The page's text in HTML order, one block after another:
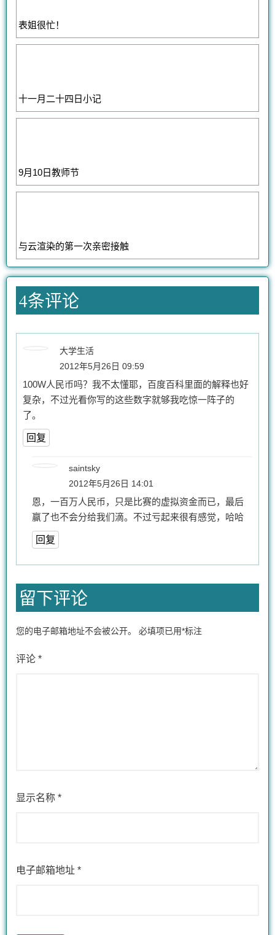
表姐很忙！
十一月二十四日小记
9月10日教师节
与云渲染的第一次亲密接触
4条评论
大学生活
2012年5月26日 09:59
100W人民币吗？我不太懂耶，百度百科里面的解释也好
复杂，不过光看你写的这些数字就够我吃惊一阵子的
了。
回复
saintsky
2012年5月26日 14:01
恩，一百万人民币，只是比赛的虚拟资金而已，最后
赢了也不会分给我们滴。不过亏起来很有感觉，哈哈
回复
留下评论
您的电子邮箱地址不会被公开。 必填项已用*标注
评论 *
显示名称 *
电子邮箱地址 *